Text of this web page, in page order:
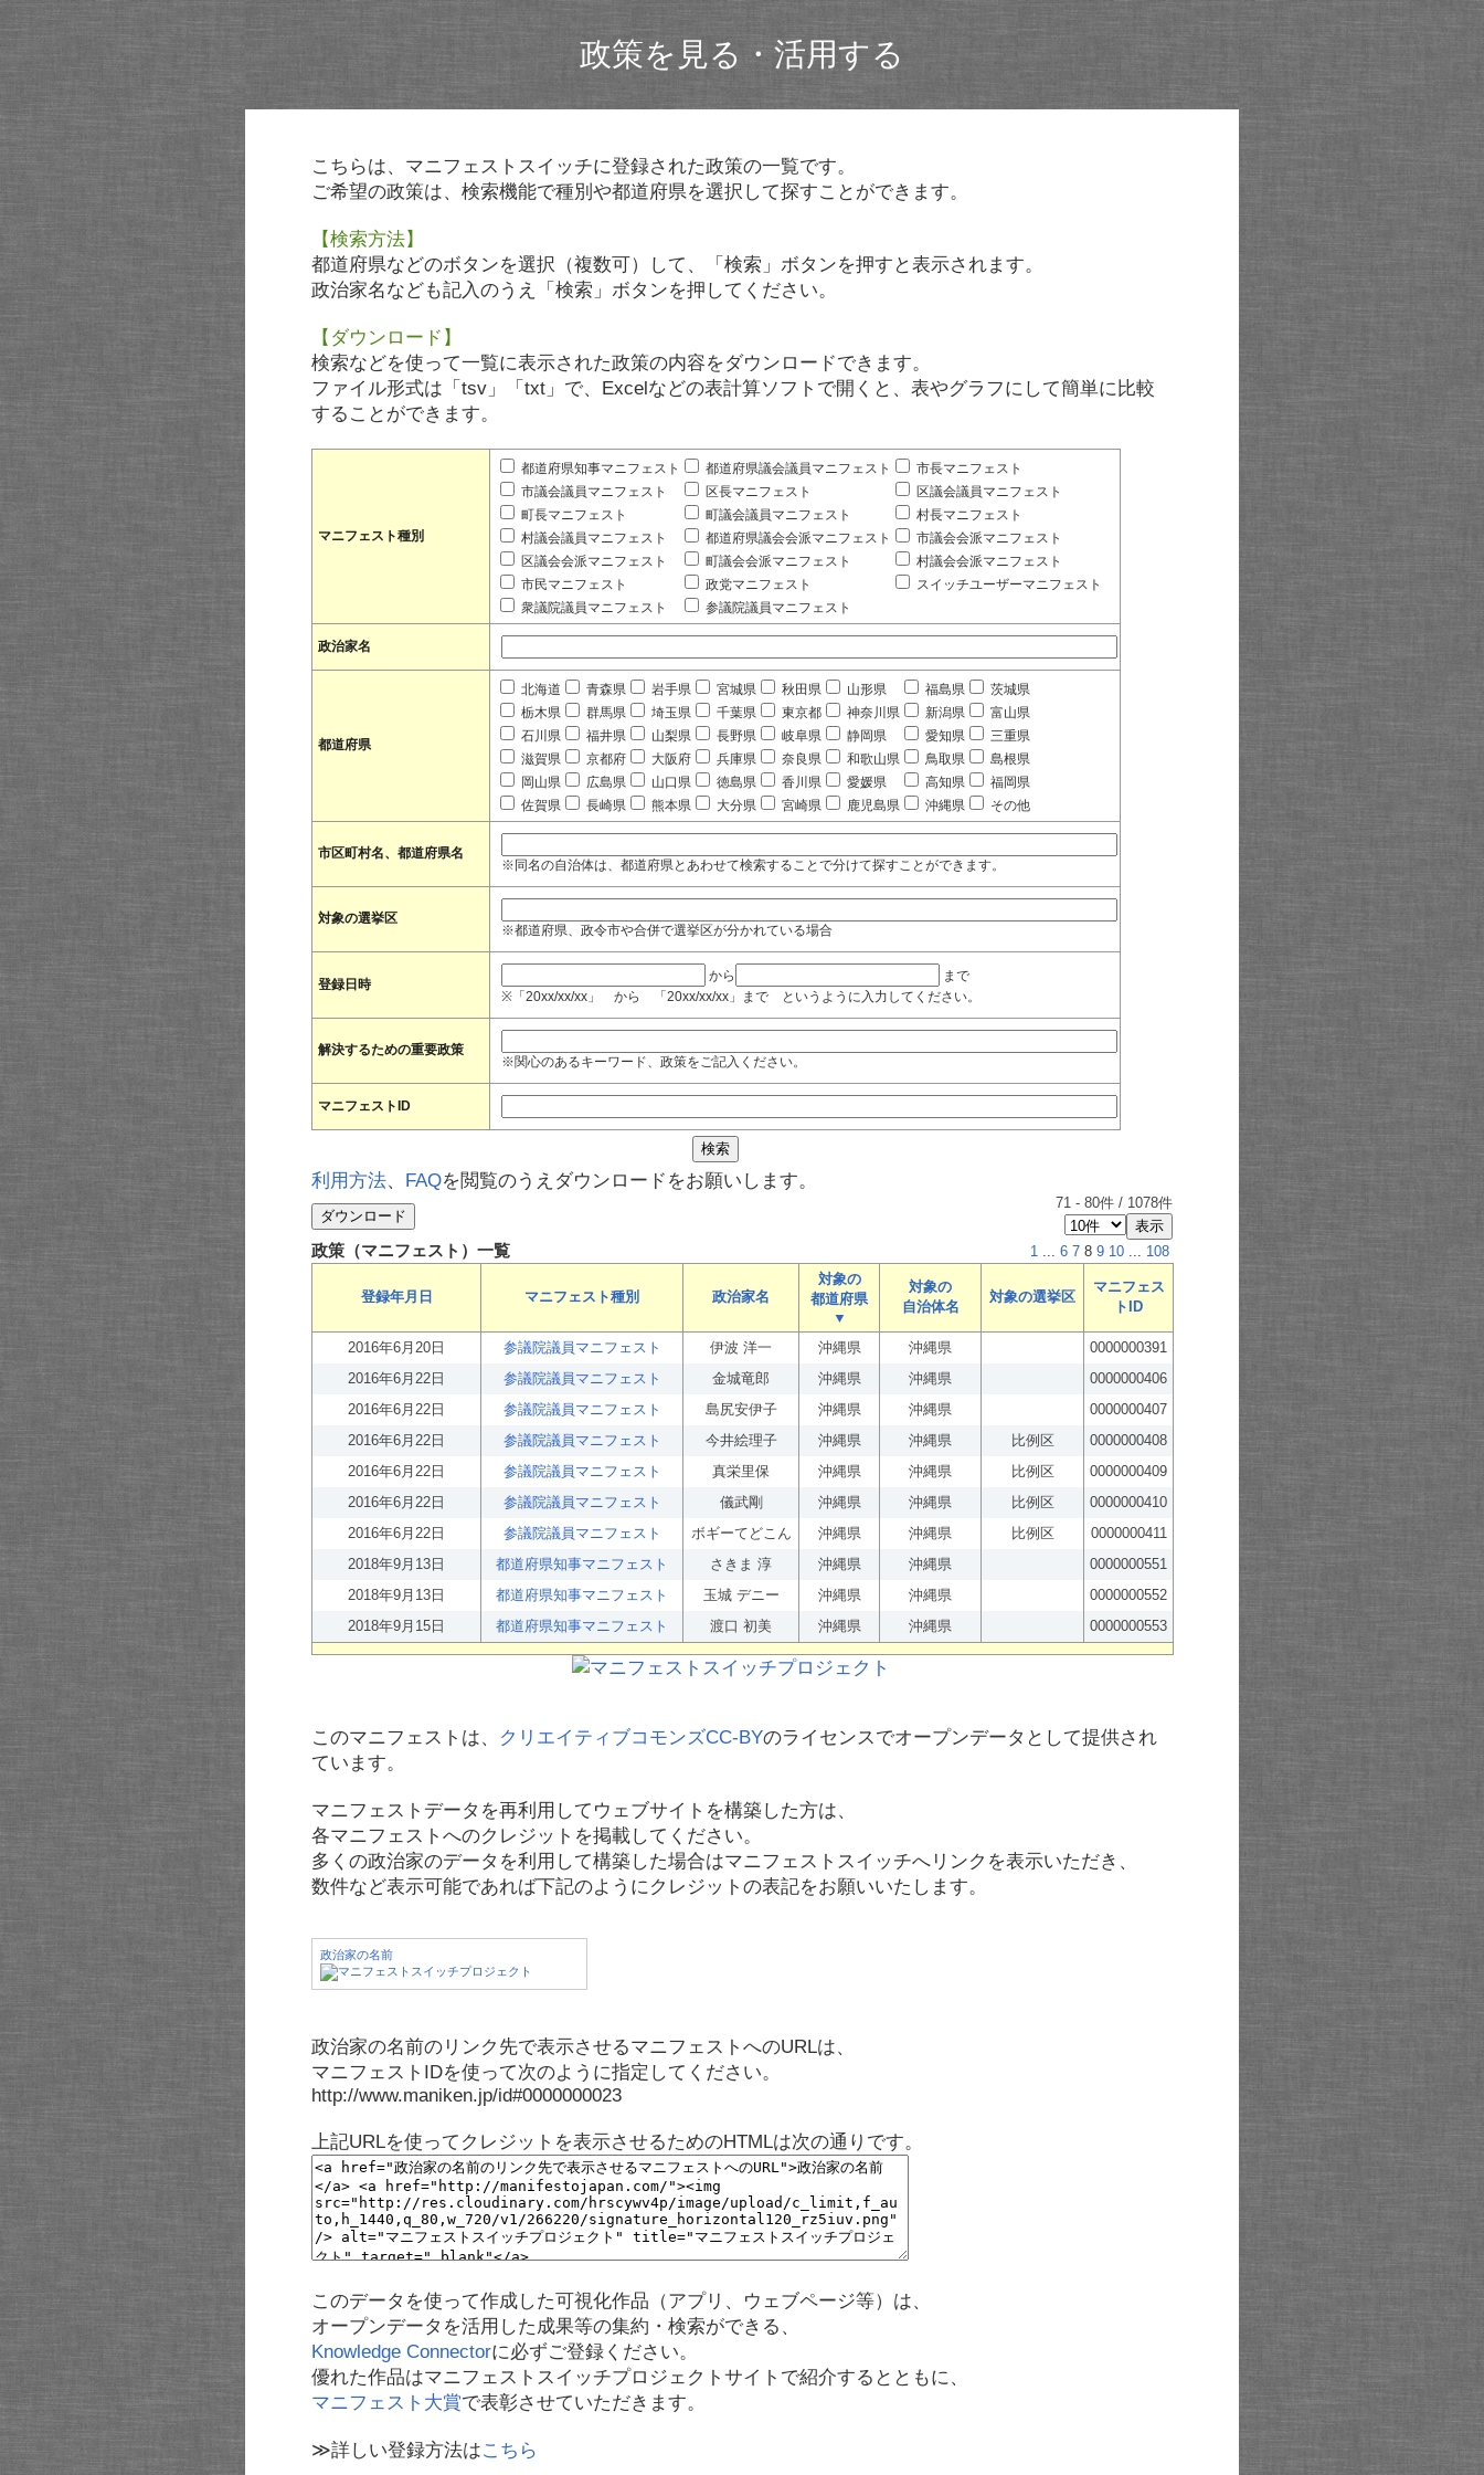
政策を見る・活用する
こちらは、マニフェストスイッチに登録された政策の一覧です。
ご希望の政策は、検索機能で種別や都道府県を選択して探すことができます。
【検索方法】
都道府県などのボタンを選択（複数可）して、「検索」ボタンを押すと表示されます。
政治家名なども記入のうえ「検索」ボタンを押してください。
【ダウンロード】
検索などを使って一覧に表示された政策の内容をダウンロードできます。
ファイル形式は「tsv」「txt」で、Excelなどの表計算ソフトで開くと、表やグラフにして簡単に比較
することができます。
マニフェスト種別
都道府県知事マニフェスト 都道府県議会議員マニフェスト
市長マニフェスト
市議会議員マニフェスト
区長マニフェスト
区議会議員マニフェスト
町長マニフェスト
町議会議員マニフェスト
村長マニフェスト
村議会議員マニフェスト
都道府県議会会派マニフェスト
市議会会派マニフェスト
区議会会派マニフェスト
町議会会派マニフェスト
村議会会派マニフェスト
市民マニフェスト
政党マニフェスト
スイッチユーザーマニフェスト
衆議院議員マニフェスト
参議院議員マニフェスト
政治家名
都道府県
北海道 青森県 岩手県 宮城県 秋田県 山形県 福島県
茨城県
栃木県
群馬県 埼玉県 千葉県 東京都 神奈川県 新潟県
富山県
石川県
福井県 山梨県 長野県 岐阜県 静岡県 愛知県
三重県
滋賀県
京都府 大阪府 兵庫県 奈良県 和歌山県 鳥取県
島根県
岡山県
広島県 山口県 徳島県 香川県 愛媛県 高知県
福岡県
佐賀県
長崎県 熊本県 大分県 宮崎県 鹿児島県 沖縄県 その他
市区町村名、都道府県名
※同名の自治体は、都道府県とあわせて検索することで分けて探すことができます。
対象の選挙区
※都道府県、政令市や合併で選挙区が分かれている場合
登録日時
から
まで
※「20xx/xx/xx」 から 「20xx/xx/xx」まで というように入力してください。
解決するための重要政策
※関心のあるキーワード、政策をご記入ください。
マニフェストID
利用方法、 FAQを閲覧のうえダウンロードをお願いします。
71 - 80件 / 1078件
政策（マニフェスト）一覧 1 ... 6 7 8 9 10 ... 108
登録年月日 マニフェスト種別 政治家名
対象の
都道府県
▼
対象の
自治体名
対象の選挙区
マニフェス
トID
2016年6月20日 参議院議員マニフェスト 伊波 洋一 沖縄県 沖縄県
0000000391
2016年6月22日
参議院議員マニフェスト 金城竜郎 沖縄県 沖縄県
0000000406
2016年6月22日
参議院議員マニフェスト 島尻安伊子 沖縄県 沖縄県
0000000407
2016年6月22日
参議院議員マニフェスト 今井絵理子 沖縄県 沖縄県 比例区
0000000408
2016年6月22日
参議院議員マニフェスト 真栄里保 沖縄県 沖縄県 比例区
0000000409
2016年6月22日
参議院議員マニフェスト 儀武剛 沖縄県 沖縄県 比例区
0000000410
2016年6月22日
参議院議員マニフェスト ボギーてどこん 沖縄県 沖縄県 比例区
0000000411
2018年9月13日
都道府県知事マニフェスト さきま 淳 沖縄県 沖縄県
0000000551
2018年9月13日
都道府県知事マニフェスト 玉城 デニー 沖縄県 沖縄県
0000000552
2018年9月15日
都道府県知事マニフェスト 渡口 初美 沖縄県 沖縄県 0000000553
このマニフェストは、 クリエイティブコモンズCC-BYのライセンスでオープンデータとして提供され
ています。
マニフェストデータを再利用してウェブサイトを構築した方は、
各マニフェストへのクレジットを掲載してください。
多くの政治家のデータを利用して構築した場合はマニフェストスイッチへリンクを表示いただき、
数件など表示可能であれば下記のようにクレジットの表記をお願いいたします。
政治家の名前
政治家の名前のリンク先で表示させるマニフェストへのURLは、
マニフェストIDを使って次のように指定してください。
http://www.maniken.jp/id#0000000023
上記URLを使ってクレジットを表示させるためのHTMLは次の通りです。
このデータを使って作成した可視化作品（アプリ、ウェブページ等）は、
オープンデータを活用した成果等の集約・検索ができる、
Knowledge Connectorに必ずご登録ください。
優れた作品はマニフェストスイッチプロジェクトサイトで紹介するとともに、
マニフェスト大賞で表彰させていただきます。
≫詳しい登録方法はこちら